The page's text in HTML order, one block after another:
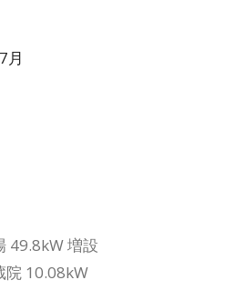
月
49.8kW 増設
院 10.08kW